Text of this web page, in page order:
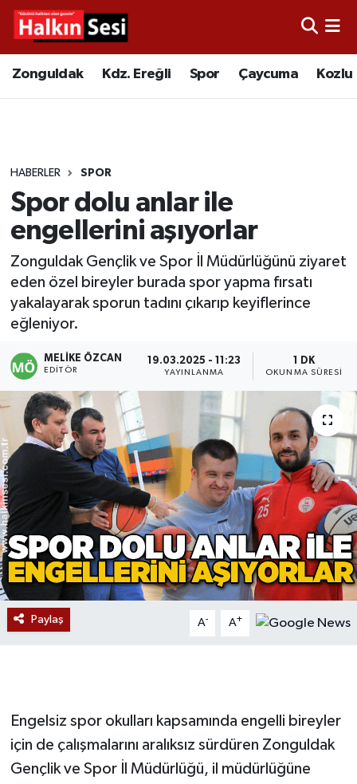
Zonguldak Kdz. Ereğli Spor Çaycuma Kozlu
HABERLER SPOR
Spor dolu anlar ile
engellerini aşıyorlar
Zonguldak Gençlik ve Spor İl Müdürlüğünü ziyaret
eden özel bireyler burada spor yapma fırsatı
yakalayarak sporun tadını çıkarıp keyiflerince
eğleniyor.
MELIKE ÖZCAN
EDITÖR
19.03.2025 - 11:23
YAYINLANMA
1 DK
OKUNMA SÜRESI
Paylaş A- A+
Engelsiz spor okulları kapsamında engelli bireyler
için de çalışmalarını aralıksız sürdüren Zonguldak
Gençlik ve Spor İl Müdürlüğü, il müdürlüğüne
Video
Çaycuma
Alaplı
Asayiş
Bartın
Bolu
ÇEVRE
BİLİM VE TEKNOLOJİ
DUNYA
Düzce
Eğitim
Gökçebey
Merkez Hava Durumu
Tüm Manşetler
Son Dakika Haberleri
Haber Arşivi